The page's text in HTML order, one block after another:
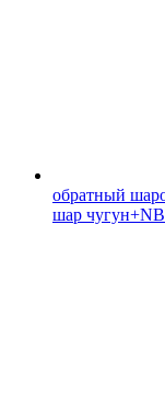
обратный
шар